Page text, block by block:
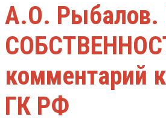
А.О. Рыбалов.
комментарий
ГК РФ